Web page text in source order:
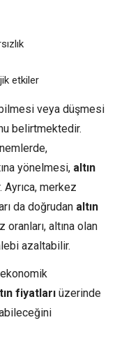
etkiler
veya düşmesi
belirtmektedir.
yönelmesi, altın
Ayrıca, merkez
da doğrudan altın
oranları, altına olan
azaltabilir.
fiyatları üzerinde